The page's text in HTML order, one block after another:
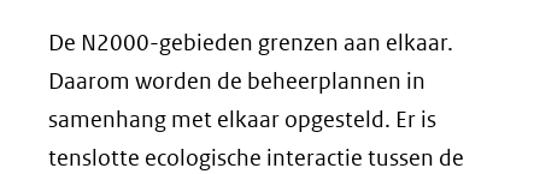
De N2000-gebieden grenzen aan elkaar.
Daarom worden de beheerplannen in
samenhang met elkaar opgesteld. Er is
tenslotte ecologische interactie tussen de